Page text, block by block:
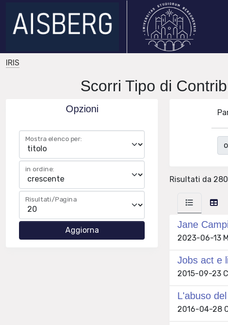
IRIS
Scorri Tipo di
Opzioni
Mostra elenco per:
in ordine:
Risultati/Pagina
Risultati da
Jane
2023-06-13
Jobs act e
2015-09-23
L'abuso
2016-04-28